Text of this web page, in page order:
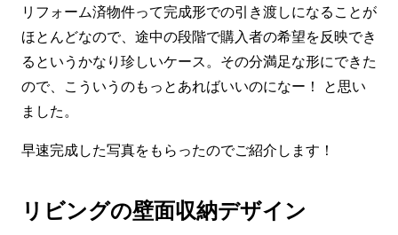
リフォーム済物件って完成形での引き渡しになることが
ほとんどなので、途中の段階で購入者の希望を反映でき
るというかなり珍しいケース。その分満足な形にできた
ので、こういうのもっとあればいいのになー！ と思い
ました。
早速完成した写真をもらったのでご紹介します！
リビングの壁面収納デザイン